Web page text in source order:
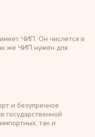
ЧИП. Он числется в
же ЧИП нужен для
и безупречное
государственной
так и